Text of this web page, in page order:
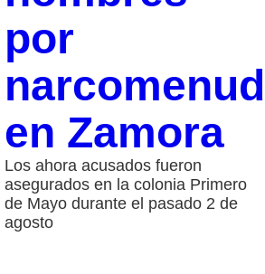
por
en Zamora
Los ahora acusados fueron
asegurados en la colonia Primero
de Mayo durante el pasado 2 de
agosto